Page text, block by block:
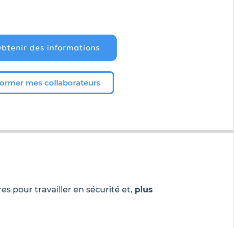
des informations
mes collaborateurs
pour travailler en sécurité et, plus